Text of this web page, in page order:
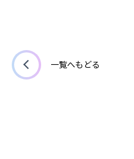
一覧へもどる